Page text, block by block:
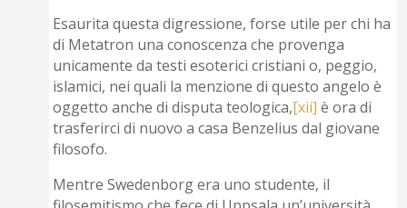
Esaurita questa digressione, forse utile per chi ha
di Metatron una conoscenza che provenga
unicamente da testi esoterici cristiani o, peggio,
islamici, nei quali la menzione di questo angelo è
oggetto anche di disputa teologica,[xii] è ora di
trasferirci di nuovo a casa Benzelius dal giovane
filosofo.
Mentre Swedenborg era uno studente, il